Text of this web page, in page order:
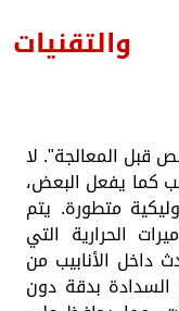
قبل المعالجة". لا
كما يفعل البعض،
متطورة. يتم
الحرارية التي
داخل الأنابيب من
السدادة بدقة دون